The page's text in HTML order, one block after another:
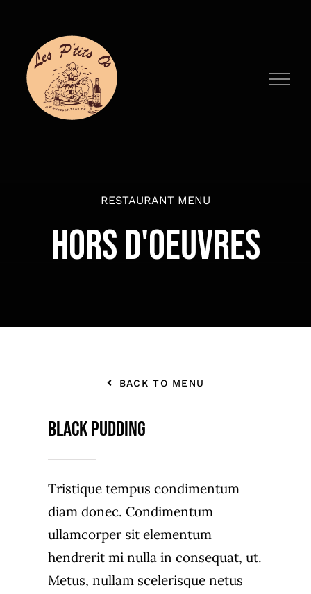
contenu
RESTAURANT MENU
HORS D'OEUVRES
BACK TO MENU
Black Pudding
Tristique tempus condimentum
diam donec. Condimentum
ullamcorper sit elementum
hendrerit mi nulla in consequat, ut.
Metus, nullam scelerisque netus